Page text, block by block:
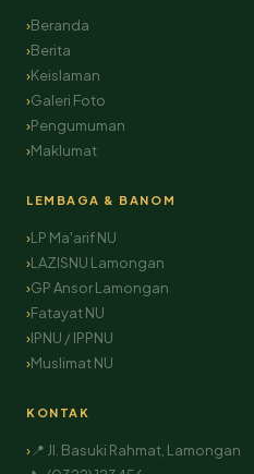
Beranda
Berita
Keislaman
Galeri Foto
Pengumuman
Maklumat
LEMBAGA & BANOM
LP Ma'arif NU
LAZISNU Lamongan
GP Ansor Lamongan
Fatayat NU
IPNU / IPPNU
Muslimat NU
KONTAK
📍 Jl. Basuki Rahmat, Lamongan